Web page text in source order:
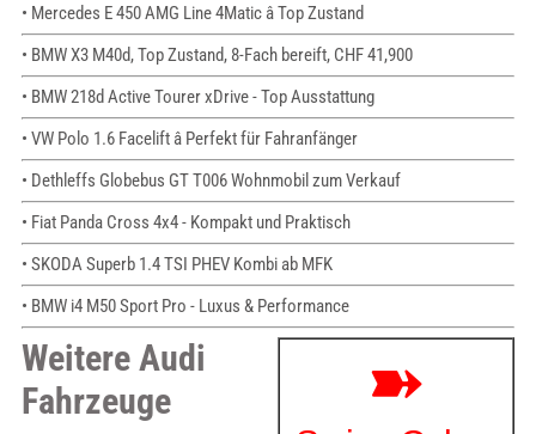
• Mercedes E 450 AMG Line 4Matic â Top Zustand
• BMW X3 M40d, Top Zustand, 8-Fach bereift, CHF 41,900
• BMW 218d Active Tourer xDrive - Top Ausstattung
• VW Polo 1.6 Facelift â Perfekt für Fahranfänger
• Dethleffs Globebus GT T006 Wohnmobil zum Verkauf
• Fiat Panda Cross 4x4 - Kompakt und Praktisch
• SKODA Superb 1.4 TSI PHEV Kombi ab MFK
• BMW i4 M50 Sport Pro - Luxus & Performance
Weitere Audi
Fahrzeuge